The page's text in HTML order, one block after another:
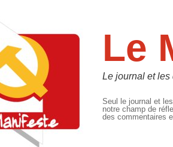
Le
Le journal et les
Seul le journal et
notre champ de
des commentaires